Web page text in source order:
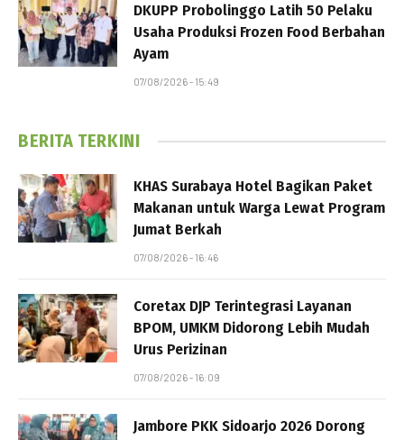
DKUPP Probolinggo Latih 50 Pelaku
Usaha Produksi Frozen Food Berbahan
Ayam
07/08/2026 - 15:49
BERITA TERKINI
KHAS Surabaya Hotel Bagikan Paket
Makanan untuk Warga Lewat Program
Jumat Berkah
07/08/2026 - 16:46
Coretax DJP Terintegrasi Layanan
BPOM, UMKM Didorong Lebih Mudah
Urus Perizinan
07/08/2026 - 16:09
Jambore PKK Sidoarjo 2026 Dorong